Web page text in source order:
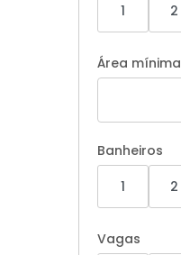
1
2
Área mínima
Banheiros
1
2
Vagas